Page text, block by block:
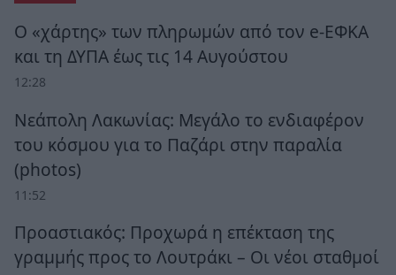
Ο «χάρτης» των πληρωμών από τον e-ΕΦΚΑ
και τη ΔΥΠΑ έως τις 14 Αυγούστου
12:28
Νεάπολη Λακωνίας: Μεγάλο το ενδιαφέρον
του κόσμου για το Παζάρι στην παραλία
(photos)
11:52
Προαστιακός: Προχωρά η επέκταση της
γραμμής προς το Λουτράκι – Οι νέοι σταθμοί